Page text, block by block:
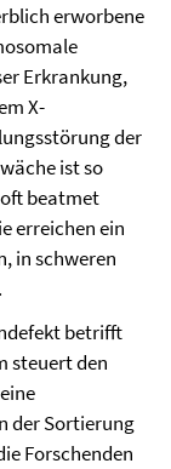
erworbene
Erkrankung,
X-
der
ist so
beatmet
erreichen ein
in schweren
betrifft
steuert den
der Sortierung
Forschenden